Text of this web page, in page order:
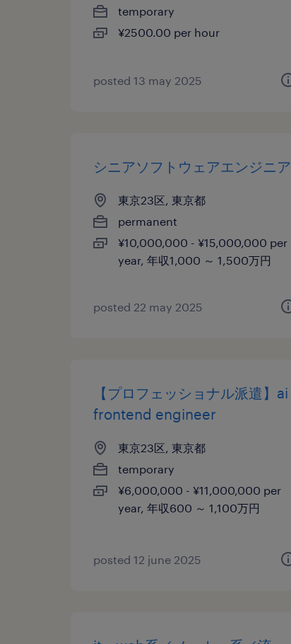
temporary
¥2500.00 per hour
posted 13 may 2025
シニアソフトウェアエンジニア
東京23区, 東京都
permanent
¥10,000,000 - ¥15,000,000 per
year, 年収1,000 ～ 1,500万円
posted 22 may 2025
【プロフェッショナル派遣】ai
frontend engineer
東京23区, 東京都
temporary
¥6,000,000 - ¥11,000,000 per
year, 年収600 ～ 1,100万円
posted 12 june 2025